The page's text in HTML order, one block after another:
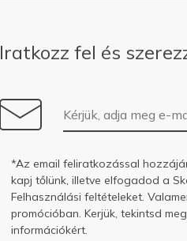
Iratkozz fel és
E-mail-cím
*Az email feliratkozással
kapj tőlünk, illetve elfogadod a
Felhasználási feltételeket.
promócióban. Kerjük, tekintsd
információkért.